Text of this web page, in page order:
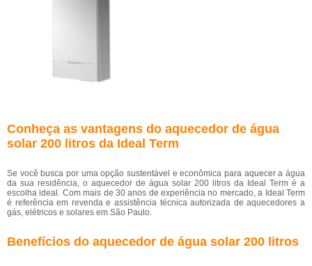
Conheça as vantagens do aquecedor de água
solar 200 litros da Ideal Term
Se você busca por uma opção sustentável e econômica para aquecer a água
da sua residência, o aquecedor de água solar 200 litros da Ideal Term é a
escolha ideal. Com mais de 30 anos de experiência no mercado, a Ideal Term
é referência em revenda e assistência técnica autorizada de aquecedores a
gás, elétricos e solares em São Paulo.
Benefícios do aquecedor de água solar 200 litros